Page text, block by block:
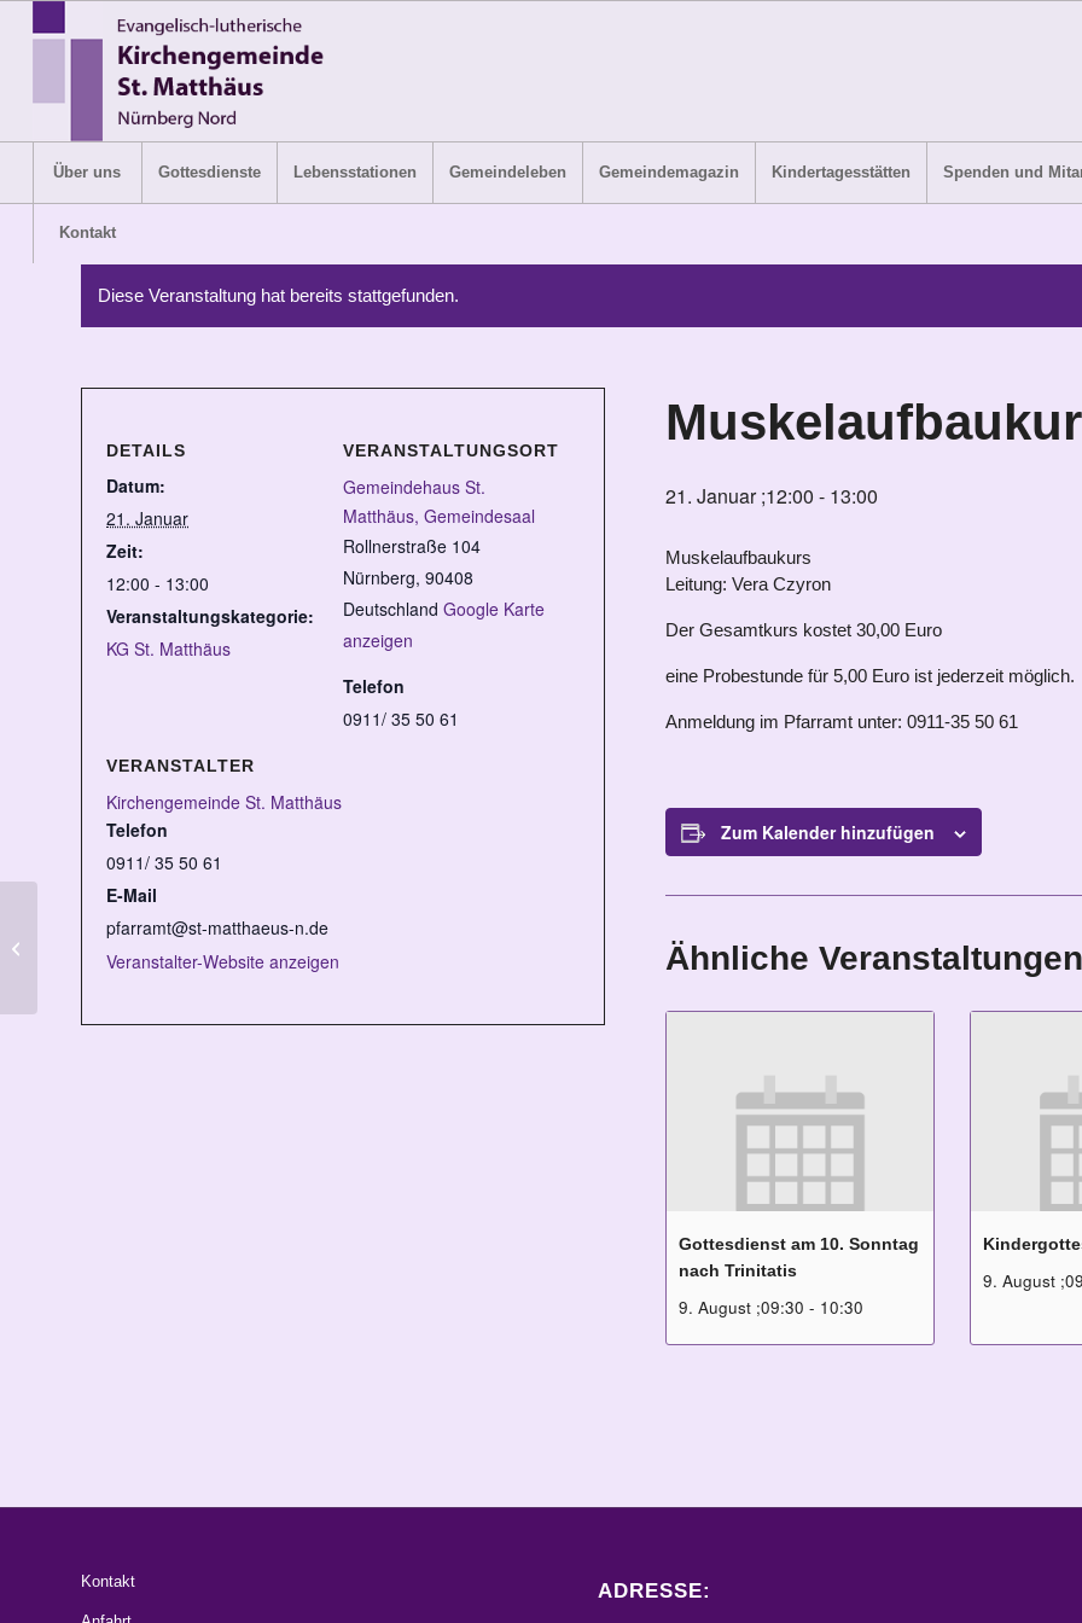
Über uns Gottesdienste Lebensstationen Gemeindeleben Gemeindemagazin Kindertagesstätten Spenden und
Kontakt
Diese Veranstaltung hat bereits stattgefunden.
21. Januar ;12:00 - 13:00
Muskelaufbaukurs
Leitung: Vera Czyron
Der Gesamtkurs kostet 30,00 Euro
eine Probestunde für 5,00 Euro ist jederzeit möglich.
Anmeldung im Pfarramt unter: 0911-35 50 61
Zum Kalender hinzufügen
Ähnliche Veranstaltungen
Gottesdienst am 10. Sonntag
nach Trinitatis
9. August ;09:30 - 10:30
9. August
DETAILS
Datum:
21. Januar
Zeit:
12:00 - 13:00
Veranstaltungskategorie:
KG St. Matthäus
VERANSTALTUNGSORT
Gemeindehaus St.
Matthäus, Gemeindesaal
Rollnerstraße 104
Nürnberg, 90408
Deutschland Google Karte
anzeigen
Telefon
0911/ 35 50 61
VERANSTALTER
Kirchengemeinde St. Matthäus
Telefon
0911/ 35 50 61
E-Mail
pfarramt@st-matthaeus-n.de
Veranstalter-Website anzeigen
Kontakt ADRESSE: